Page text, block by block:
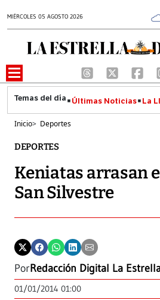
MIÉRCOLES 05 AGOSTO 2026
Últimas Noticias La
Inicio> Deportes
DEPORTES
Keniatas arrasan
San Silvestre
PorRedacción Digital La
01/01/2014 01:00